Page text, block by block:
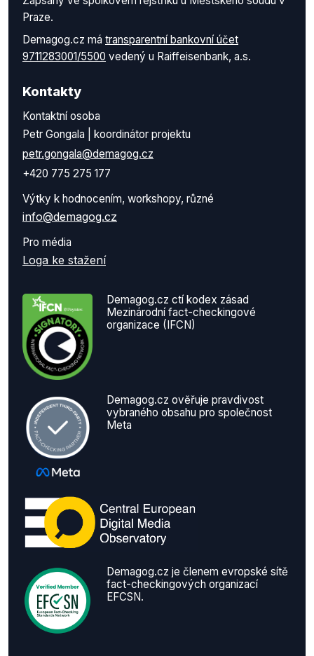
Praze.
Demagog.cz má transparentní bankovní účet
9711283001/5500 vedený u Raiffeisenbank, a.s.
Kontakty
Kontaktní osoba
Petr Gongala | koordinátor projektu
petr.gongala@demagog.cz
+420 775 275 177
Výtky k hodnocením, workshopy, různé
info@demagog.cz
Pro média
Loga ke stažení
Demagog.cz ctí kodex zásad
Mezinárodní fact-checkingové
organizace (IFCN)
Demagog.cz ověřuje pravdivost
vybraného obsahu pro společnost
Meta
Demagog.cz je členem evropské sítě
fact-checkingových organizací
EFCSN.